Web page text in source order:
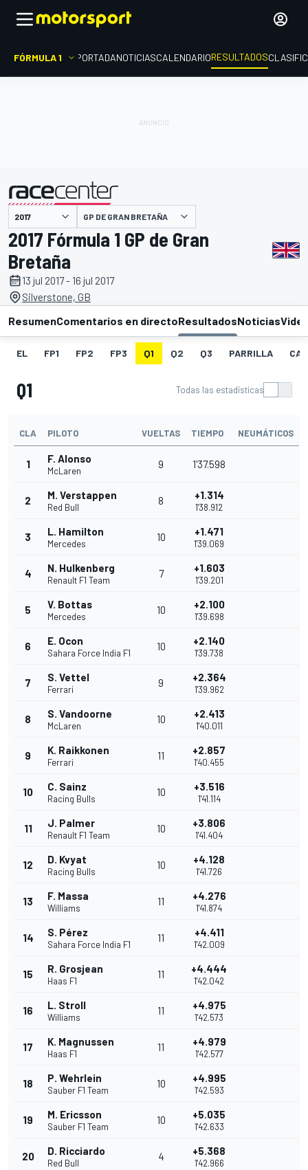
FÓRMULA 1 PORTADANOTICIASCALENDARIORESULTADOS
presentado por GP DE GRAN BRETAÑA
2017 Fórmula 1 GP de Gran
Bretaña
13 jul 2017 - 16 jul 2017
Silverstone, GB
ResumenComentarios en directoResultadosNoticias
EL FP1 FP2 FP3 Q1 Q2 Q3 PARRILLA
Q1 Todas las estadísticas
CLA PILOTO VUELTAS TIEMPO NEUMÁTICOS
1 F. Alonso
McLaren
9 1'37.598
2 M. Verstappen
Red Bull
8 +1.314
1'38.912
3 L. Hamilton
Mercedes
10 +1.471
1'39.069
4 N. Hulkenberg
Renault F1 Team
7 +1.603
1'39.201
5 V. Bottas
Mercedes
10 +2.100
1'39.698
6 E. Ocon
Sahara Force India F1
10 +2.140
1'39.738
7 S. Vettel
Ferrari
9 +2.364
1'39.962
8 S. Vandoorne
McLaren
10 +2.413
1'40.011
9 K. Raikkonen
Ferrari
11 +2.857
1'40.455
10 C. Sainz
Racing Bulls
10 +3.516
1'41.114
11 J. Palmer
Renault F1 Team
10 +3.806
1'41.404
12 D. Kvyat
Racing Bulls
10 +4.128
1'41.726
13 F. Massa
Williams
11 +4.276
1'41.874
14 S. Pérez
Sahara Force India F1
11 +4.411
1'42.009
15 R. Grosjean
Haas F1
11 +4.444
1'42.042
16 L. Stroll
Williams
11 +4.975
1'42.573
17 K. Magnussen
Haas F1
11 +4.979
1'42.577
18 P. Wehrlein
Sauber F1 Team
10 +4.995
1'42.593
19 M. Ericsson
Sauber F1 Team
10 +5.035
1'42.633
20 D. Ricciardo
Red Bull
4 +5.368
1'42.966